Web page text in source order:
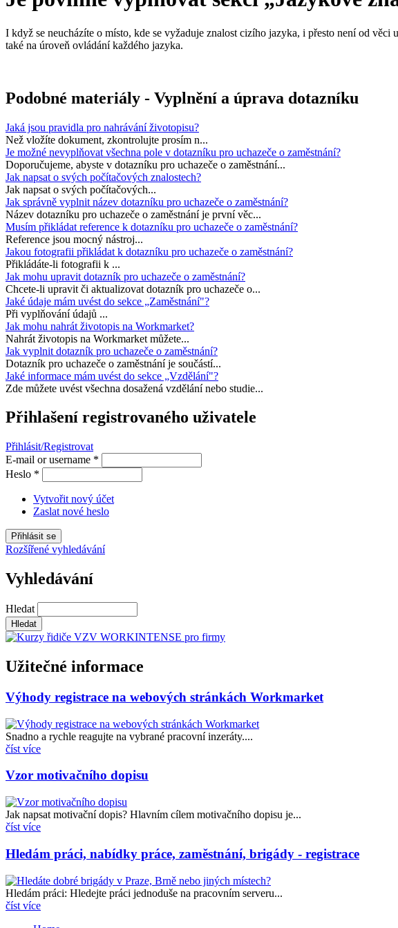
I když se neucházíte o místo, kde se vyžaduje znalost cizího jazyka, i přesto není od
také na úroveň ovládání každého jazyka.
Podobné materiály - Vyplnění a úprava dotazníku
Jaká jsou pravidla pro nahrávání životopisu?
Než vložíte dokument, zkontrolujte prosím n...
Je možné nevyplňovat všechna pole v dotazníku pro uchazeče o zaměstnání?
Doporučujeme, abyste v dotazníku pro uchazeče o zaměstnání...
Jak napsat o svých počítačových znalostech?
Jak napsat o svých počítačových...
Jak správně vyplnit název dotazníku pro uchazeče o zaměstnání?
Název dotazníku pro uchazeče o zaměstnání je první věc...
Musím přikládat reference k dotazníku pro uchazeče o zaměstnání?
Reference jsou mocný nástroj...
Jakou fotografii přikládat k dotazníku pro uchazeče o zaměstnání?
Přikládáte-li fotografii k ...
Jak mohu upravit dotazník pro uchazeče o zaměstnání?
Chcete-li upravit či aktualizovat dotazník pro uchazeče o...
Jaké údaje mám uvést do sekce „Zaměstnání"?
Při vyplňování údajů ...
Jak mohu nahrát životopis na Workmarket?
Nahrát životopis na Workmarket můžete...
Jak vyplnit dotazník pro uchazeče o zaměstnání?
Dotazník pro uchazeče o zaměstnání je součástí...
Jaké informace mám uvést do sekce „Vzdělání"?
Zde můžete uvést všechna dosažená vzdělání nebo studie...
Přihlašení registrovaného uživatele
Přihlásit/Registrovat
E-mail or username *
Heslo *
Vytvořit nový účet
Zaslat nové heslo
Rozšířené vyhledávání
Vyhledávání
Hledat
Užitečné informace
Výhody registrace na webových stránkách Workmarket
Snadno a rychle reagujte na vybrané pracovní inzeráty....
číst více
Vzor motivačního dopisu
Jak napsat motivační dopis? Hlavním cílem motivačního dopisu je...
číst více
Hledám práci, nabídky práce, zaměstnání, brigády - registrace
Hledám práci: Hledejte práci jednoduše na pracovním serveru...
číst více